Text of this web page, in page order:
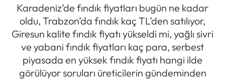
Karadeniz’de fındık fiyatları bugün ne kadar
oldu, Trabzon’da fındık kaç TL’den satılıyor,
Giresun kalite fındık fiyatı yükseldi mi, yağlı sivri
ve yabani fındık fiyatları kaç para, serbest
piyasada en yüksek fındık fiyatı hangi ilde
görülüyor soruları üreticilerin gündeminden
Politik Kulis
Dünya
Magazin
Son Dakika Haberleri
Haber Arşivi